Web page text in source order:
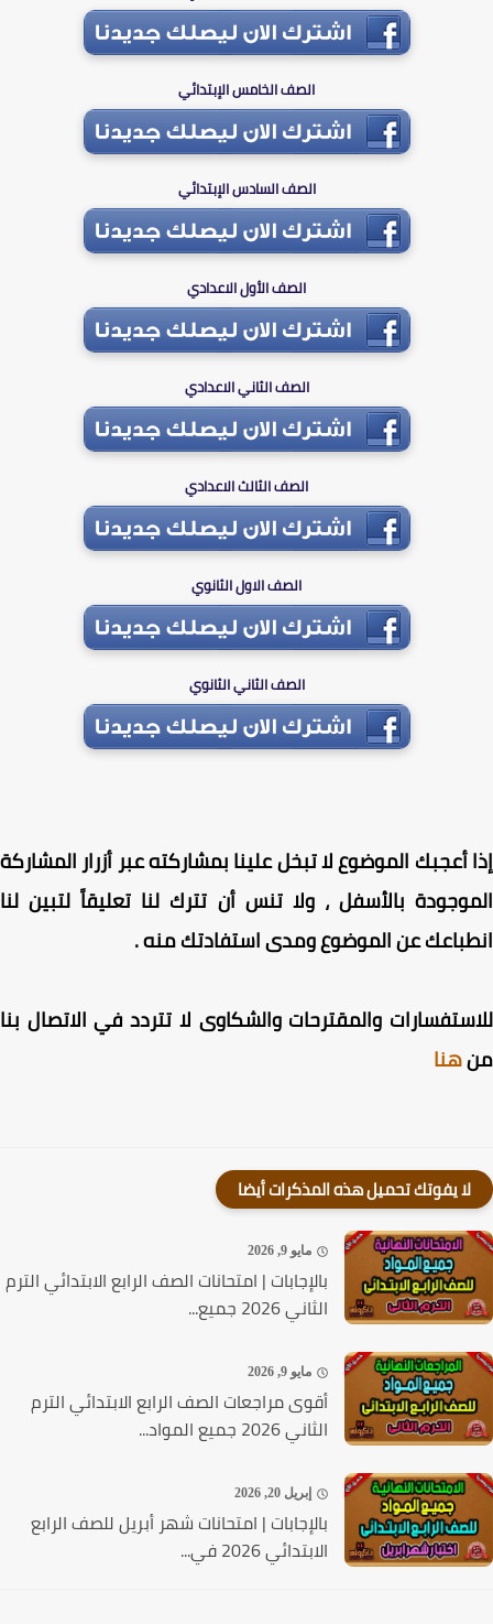
الصف الخامس الإبتدائي
الصف السادس الإبتدائي
الصف الأول الاعدادي
الصف الثاني الاعدادي
الصف الثالث الاعدادي
الصف الاول الثانوي
الصف الثاني الثانوي
أعجبك الموضوع لا تبخل علينا بمشاركته عبر أزرار المشاركة
بالأسفل ، ولا تنس أن تترك لنا تعليقاً لتبين لنا
عن الموضوع ومدى استفادتك منه .
والمقترحات والشكاوى لا تتردد في الاتصال بنا
هنا
لا يفوتك تحميل هذه المذكرات أيضا
مايو 9, 2026
بالإجابات | امتحانات الصف الرابع الابتدائي الترم
الثاني 2026 جميع...
مايو 9, 2026
أقوى مراجعات الصف الرابع الابتدائي الترم
الثاني 2026 جميع المواد...
إبريل 20, 2026
بالإجابات | امتحانات شهر أبريل للصف الرابع
الابتدائي 2026 في...